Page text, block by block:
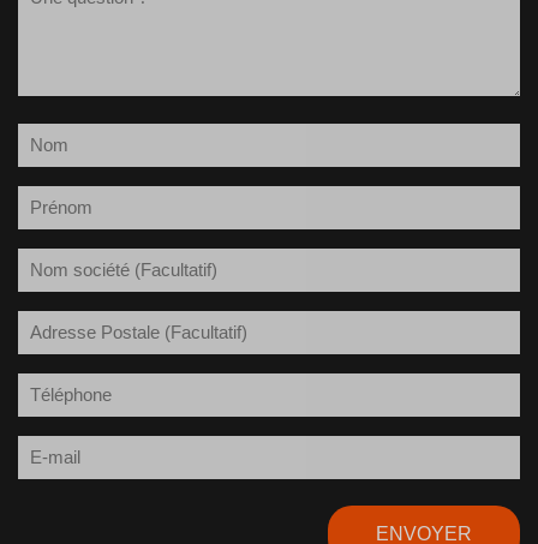
(Nécessaire)
(Nécessaire)
Postale
(Nécessaire)
mail
(Nécessaire)